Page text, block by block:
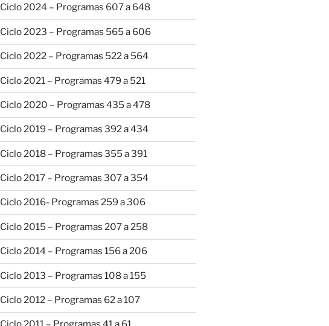
Ciclo 2024 – Programas 607 a 648
Ciclo 2023 – Programas 565 a 606
Ciclo 2022 – Programas 522 a 564
Ciclo 2021 – Programas 479 a 521
Ciclo 2020 – Programas 435 a 478
Ciclo 2019 – Programas 392 a 434
Ciclo 2018 – Programas 355 a 391
Ciclo 2017 – Programas 307 a 354
Ciclo 2016- Programas 259 a 306
Ciclo 2015 – Programas 207 a 258
Ciclo 2014 – Programas 156 a 206
Ciclo 2013 – Programas 108 a 155
Ciclo 2012 – Programas 62 a 107